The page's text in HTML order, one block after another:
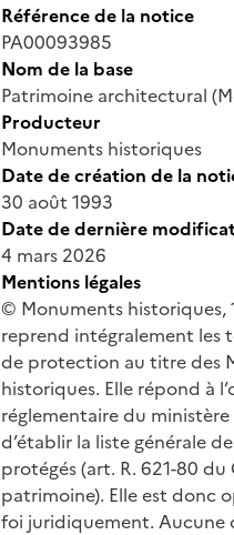
Référence de la notice
PA00093985
Nom de la base
Patrimoine architectural
Producteur
Monuments historiques
Date de création de la
30 août 1993
Date de dernière
4 mars 2026
Mentions légales
© Monuments historiques,
reprend intégralement les
de protection au titre des
historiques. Elle répond à
réglementaire du
d’établir la liste générale
protégés (art. R. 621-80 du
patrimoine). Elle est donc
foi juridiquement. Aucune